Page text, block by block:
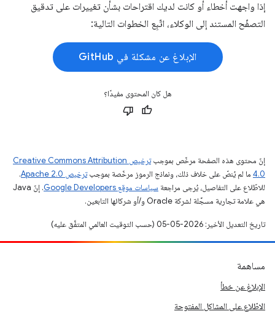
إذا واجهت أخطاء أو كانت لديك اقتراحات بشأن تغييرات على تدقيق
التصفّح المستند إلى الوكلاء، اتّبِع الخطوات التالية:
الإبلاغ عن مشكلة في GitHub
هل كان المحتوى مفيدًا؟
إنّ محتوى هذه الصفحة مرخّص بموجب
ترخيص Creative Commons Attribution
4.0‏ ما لم يُنصّ على خلاف ذلك، ونماذج الرموز مرخّصة بموجبترخيص Apache 2.0‏
.
للاطّلاع على التفاصيل، يُرجى مراجعة سياسات موقع Google Developers‏
. إنّ Java
هي علامة تجارية مسجَّلة لشركة Oracle و/أو شركائها التابعين.
تاريخ التعديل الأخير: 2026-05-05 (حسب التوقيت العالمي المتفَّق عليه)
مساهمة
الإبلاغ عن خطأ
الاطّلاع على المشاكل المفتوحة